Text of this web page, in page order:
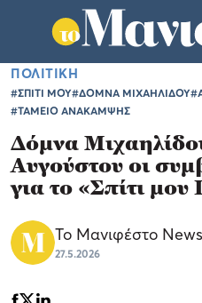
ΠΟΛΙΤΙΚΗ
#ΣΠΙΤΙ ΜΟΥ#ΔΟΜΝΑ ΜΙΧΑΗΛΙΔΟΥ
#ΤΑΜΕΙΟ ΑΝΑΚΑΜΨΗΣ
Δόμνα
Αυγούστου οι
για το «Σπίτι
Το Μανιφέστο
27.5.2026